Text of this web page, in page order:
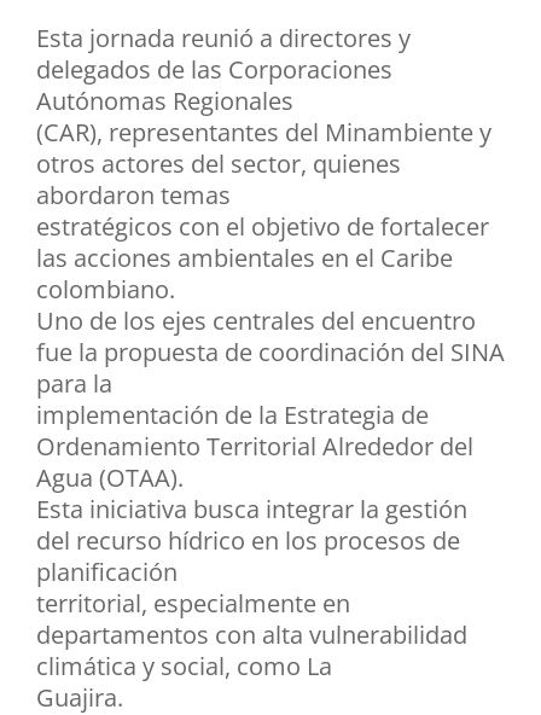
Esta jornada reunió a directores y
delegados de las Corporaciones
Autónomas Regionales
(CAR), representantes del Minambiente y
otros actores del sector, quienes
abordaron temas
estratégicos con el objetivo de fortalecer
las acciones ambientales en el Caribe
colombiano.
Uno de los ejes centrales del encuentro
fue la propuesta de coordinación del SINA
para la
implementación de la Estrategia de
Ordenamiento Territorial Alrededor del
Agua (OTAA).
Esta iniciativa busca integrar la gestión
del recurso hídrico en los procesos de
planificación
territorial, especialmente en
departamentos con alta vulnerabilidad
climática y social, como La
Guajira.